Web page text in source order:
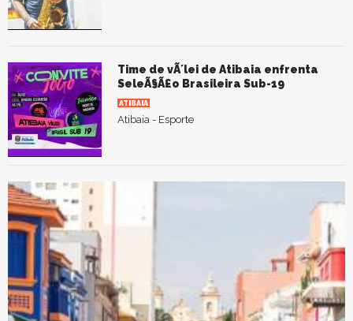
Time de vÃ´lei de Atibaia enfrenta
SeleÃ§Ã£o Brasileira Sub-19
ATIBAIA
Atibaia - Esporte